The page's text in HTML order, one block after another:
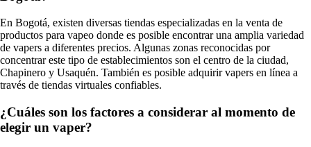
En Bogotá, existen diversas tiendas especializadas en la venta de
productos para vapeo donde es posible encontrar una amplia variedad
de vapers a diferentes precios. Algunas zonas reconocidas por
concentrar este tipo de establecimientos son el centro de la ciudad,
Chapinero y Usaquén. También es posible adquirir vapers en línea a
través de tiendas virtuales confiables.
¿Cuáles son los factores a considerar al momento de
elegir un vaper?